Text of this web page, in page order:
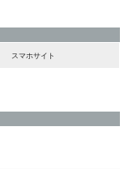
スマホサイト